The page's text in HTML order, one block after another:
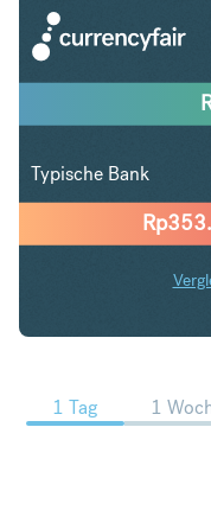
Rp
Typische Bank
NZD
1 Tag 1